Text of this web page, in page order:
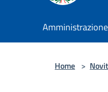
Amministrazione
Home >